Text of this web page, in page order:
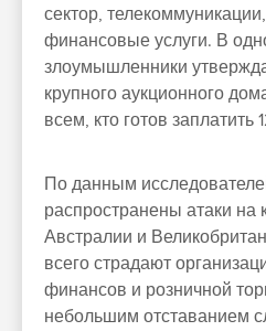
сектор,
финансовые услуги. В
злоумышленники
крупного аукционного
всем, кто готов
По данным
распространены атаки
Австралии и
всего страдают
финансов и розничной
небольшим отставанием